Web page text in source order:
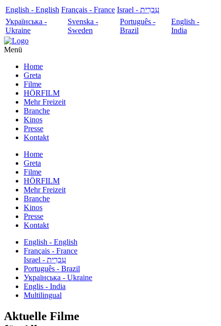
English - English Français - France
עִבְרִית - Israel
Українська -
Ukraine
Svenska -
Sweden
Português -
Brazil
English -
India
Menü
Home
Greta
Filme
HÖRFILM
Mehr Freizeit
Branche
Kinos
Presse
Kontakt
Home
Greta
Filme
HÖRFILM
Mehr Freizeit
Branche
Kinos
Presse
Kontakt
English - English
Français - France
עִבְרִית - Israel
Português - Brazil
Українська - Ukraine
Englis - India
Multilingual
Aktuelle Filme